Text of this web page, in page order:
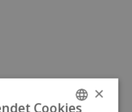
×
Cookies